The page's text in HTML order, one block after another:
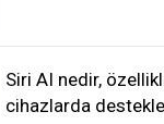
Siri AI nedir,
cihazlarda